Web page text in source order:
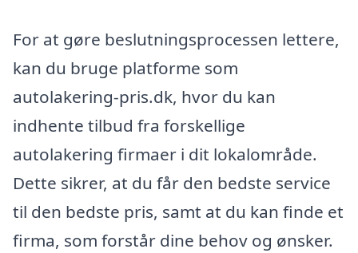
For at gøre beslutningsprocessen lettere,
kan du bruge platforme som
autolakering-pris.dk, hvor du kan
indhente tilbud fra forskellige
autolakering firmaer i dit lokalområde.
Dette sikrer, at du får den bedste service
til den bedste pris, samt at du kan finde et
firma, som forstår dine behov og ønsker.